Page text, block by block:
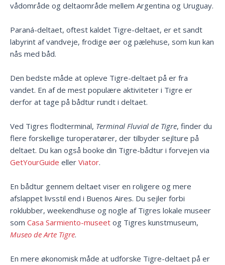
vådområde og deltaområde mellem Argentina og Uruguay.
Paraná-deltaet, oftest kaldet Tigre-deltaet, er et sandt
labyrint af vandveje, frodige øer og pælehuse, som kun kan
nås med båd.
Den bedste måde at opleve Tigre-deltaet på er fra
vandet. En af de mest populære aktiviteter i Tigre er
derfor at tage på bådtur rundt i deltaet.
Ved Tigres flodterminal, Terminal Fluvial de Tigre, finder du
flere forskellige turoperatører, der tilbyder sejlture på
deltaet. Du kan også booke din Tigre-bådtur i forvejen via
GetYourGuide eller Viator.
En bådtur gennem deltaet viser en roligere og mere
afslappet livsstil end i Buenos Aires. Du sejler forbi
roklubber, weekendhuse og nogle af Tigres lokale museer
som Casa Sarmiento-museet og Tigres kunstmuseum,
Museo de Arte Tigre.
En mere økonomisk måde at udforske Tigre-deltaet på er